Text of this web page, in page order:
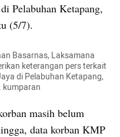
Pelabuhan Ketapang,
(5/7).
Basarnas, Laksamana
keterangan pers terkait
di Pelabuhan Ketapang,
kumparan
masih belum
data korban KMP